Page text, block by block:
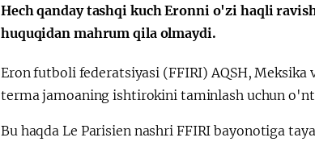
Hech qanday tashqi kuch Eronni o'zi haqli
huquqidan mahrum qila olmaydi.
Eron futboli federatsiyasi (FFIRI) AQSH,
terma jamoaning ishtirokini taminlash uchun
Bu haqda Le Parisien nashri FFIRI bayonotiga